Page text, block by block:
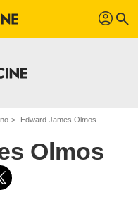
profil search
Edward James Olmos
Olmos